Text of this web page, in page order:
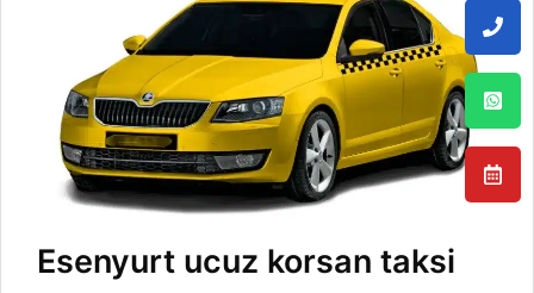
Esenyurt ucuz korsan taksi